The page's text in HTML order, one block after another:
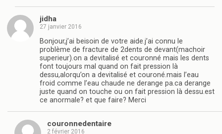
jidha
27 janvier 2016
Bonjour,j’ai beisoin de votre aide.j’ai connu le
problème de fracture de 2dents de devant(machoir
superieur).on a devitalisé et couronné mais les dents
font toujours mal quand on fait pression là
dessu,alorqu’on a devitalisé et couroné.mais l’eau
froid comme l’eau chaude ne derange pa.ca derange
juste quand on touche ou on fait pression là dessu.est
ce anormale? et que faire? Merci
couronnedentaire
2 février 2016